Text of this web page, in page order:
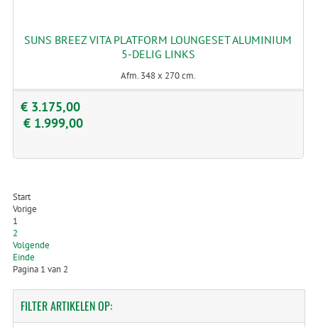
SUNS BREEZ VITA PLATFORM LOUNGESET ALUMINIUM
5-DELIG LINKS
Afm. 348 x 270 cm.
€ 3.175,00
€ 1.999,00
Start
Vorige
1
2
Volgende
Einde
Pagina 1 van 2
FILTERARTIKELEN OP: